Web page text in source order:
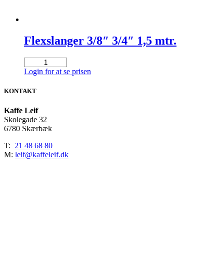
Flexslanger 3/8″ 3/4″ 1,5 mtr.
Flexslanger
3/8"
1,5
antal
Login for at se prisen
KONTAKT
Kaffe Leif
Skolegade 32
6780 Skærbæk
T: 21 48 68 80
M: leif@kaffeleif.dk